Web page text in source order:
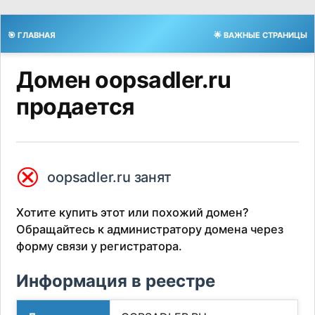
🎯 ГЛАВНАЯ 🌟 ВАЖНЫЕ СТРАНИЦЫ
Домен oopsadler.ru
продается
⮿ oopsadler.ru занят
Хотите купить этот или похожий домен?
Обращайтесь к администратору домена через
форму связи у регистратора.
Информация в реестре